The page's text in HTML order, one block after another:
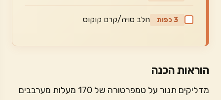
3 כפות חלב סויה/קרם קוקוס
הוראות הכנה
מדליקים תנור על טמפרטורה של 170 מעלות מערבבים